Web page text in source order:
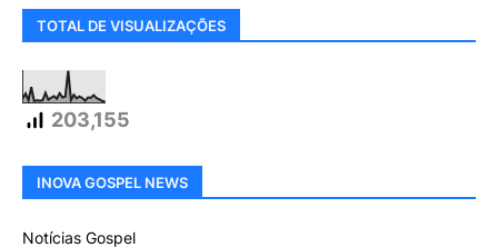
TOTAL DE VISUALIZAÇÕES
203,155
INOVA GOSPEL NEWS
Notícias Gospel